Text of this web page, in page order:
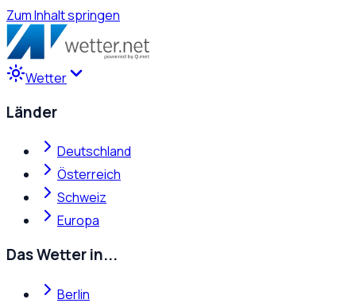
Zum Inhalt springen
Wetter
Länder
Deutschland
Österreich
Schweiz
Europa
Das Wetter in...
Berlin